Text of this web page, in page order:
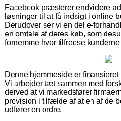
Facebook præsterer endvidere
løsninger til at få indsigt i online
Derudover ser vi en del e-
en omtale af deres køb, som
fornemme hvor tilfredse kunderne
Denne hjemmeside er
Vi arbejder tæt sammen med
derved at vi markedsfører
provision i tilfælde af at en af de
udfører en ordre.